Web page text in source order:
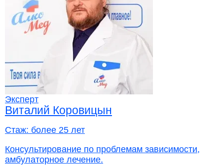
Эксперт
Виталий Коровицын
Стаж: более 25 лет
Консультирование по проблемам зависимости,
амбулаторное лечение.